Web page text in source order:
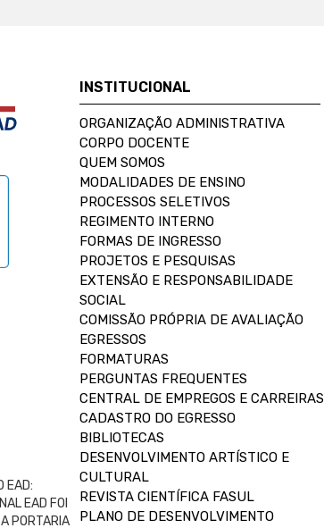
EAD:
EAD FOI
PORTARIA
INSTITUCIONAL
ORGANIZAÇÃO ADMINISTRATIVA
CORPO DOCENTE
QUEM SOMOS
MODALIDADES DE ENSINO
PROCESSOS SELETIVOS
REGIMENTO INTERNO
FORMAS DE INGRESSO
PROJETOS E PESQUISAS
EXTENSÃO E RESPONSABILIDADE
SOCIAL
COMISSÃO PRÓPRIA DE AVALIAÇÃO
EGRESSOS
FORMATURAS
PERGUNTAS FREQUENTES
CENTRAL DE EMPREGOS E CARREIRAS
CADASTRO DO EGRESSO
BIBLIOTECAS
DESENVOLVIMENTO ARTÍSTICO E
CULTURAL
REVISTA CIENTÍFICA FASUL
PLANO DE DESENVOLVIMENTO